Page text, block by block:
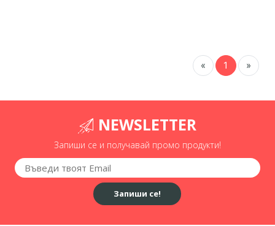
« 1 »
NEWSLETTER
Запиши се и получавай промо продукти!
Запиши се!